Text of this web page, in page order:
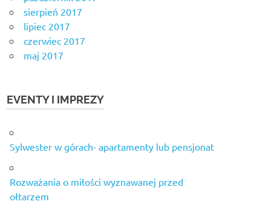
sierpień 2017
lipiec 2017
czerwiec 2017
maj 2017
EVENTY I IMPREZY
Sylwester w górach- apartamenty lub pensjonat
Rozważania o miłości wyznawanej przed
ołtarzem